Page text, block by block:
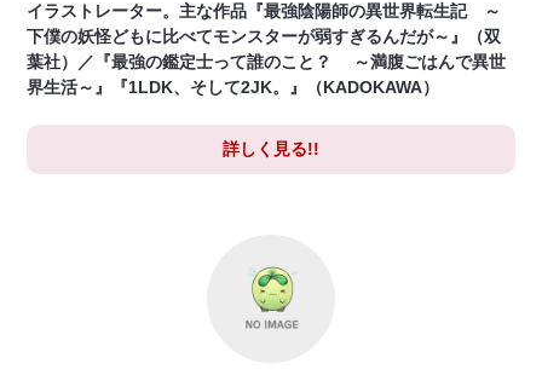
イラストレーター。主な作品『最強陰陽師の異世界転生記 ～
下僕の妖怪どもに比べてモンスターが弱すぎるんだが～』（双
葉社）／『最強の鑑定士って誰のこと？ ～満腹ごはんで異世
界生活～』『1LDK、そして2JK。』（KADOKAWA）
詳しく見る!!